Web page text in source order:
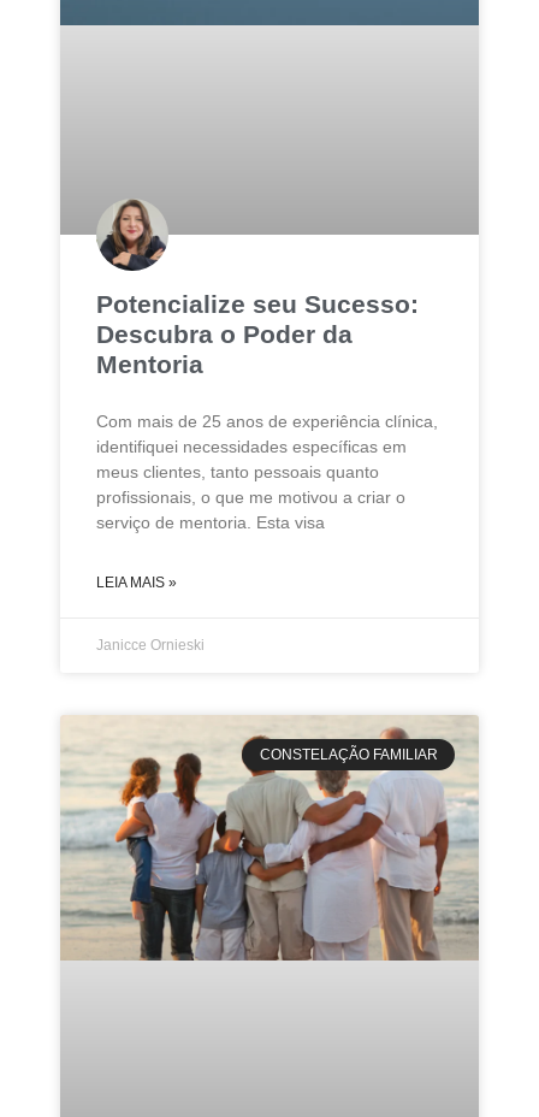
Potencialize seu Sucesso:
Descubra o Poder da
Mentoria
Com mais de 25 anos de experiência clínica,
identifiquei necessidades específicas em
meus clientes, tanto pessoais quanto
profissionais, o que me motivou a criar o
serviço de mentoria. Esta visa
LEIA MAIS »
Janicce Ornieski
CONSTELAÇÃO FAMILIAR